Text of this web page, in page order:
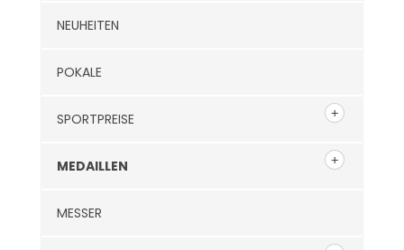
NEUHEITEN
POKALE
SPORTPREISE
MEDAILLEN
MESSER